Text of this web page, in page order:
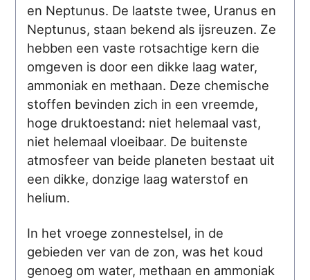
en Neptunus. De laatste twee, Uranus en
Neptunus, staan bekend als ijsreuzen. Ze
hebben een vaste rotsachtige kern die
omgeven is door een dikke laag water,
ammoniak en methaan. Deze chemische
stoffen bevinden zich in een vreemde,
hoge druktoestand: niet helemaal vast,
niet helemaal vloeibaar. De buitenste
atmosfeer van beide planeten bestaat uit
een dikke, donzige laag waterstof en
helium.
In het vroege zonnestelsel, in de
gebieden ver van de zon, was het koud
genoeg om water, methaan en ammoniak